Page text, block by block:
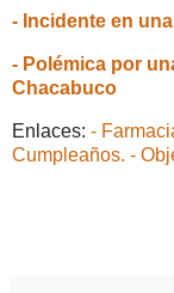
- Incidente en
- Polémica por
Chacabuco
Enlaces: -
Cumpleaños. -